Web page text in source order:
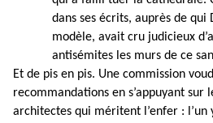
dans ses écrits, auprès de
modèle, avait cru judicieux
antisémites les murs de ce
Et de pis en pis. Une commission
recommandations en s’appuyant sur
architectes qui méritent l’enfer :